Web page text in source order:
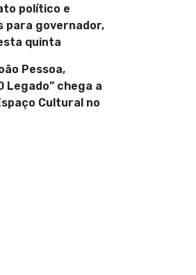
político e
para governador,
quinta
Pessoa,
Legado” chega a
Cultural no